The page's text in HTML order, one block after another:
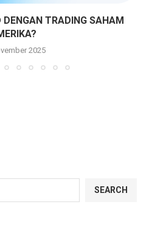
TRADING SAHAM
2025
SEARCH